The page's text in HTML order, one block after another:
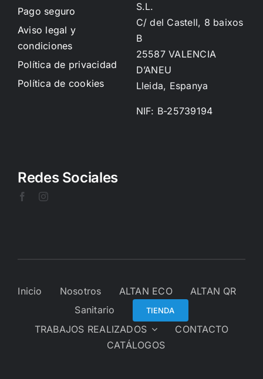
Pago seguro
Aviso legal y
condiciones
Política de privacidad
Política de cookies
S.L.
C/ del Castell, 8 baixos
B
25587 VALENCIA
D’ANEU
Lleida, Espanya
NIF: B-25739194
Redes Sociales
Inicio Nosotros ALTAN ECO
ALTAN QR
Sanitario
TIENDA
TRABAJOS REALIZADOS
CONTACTO
CATÁLOGOS